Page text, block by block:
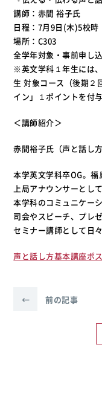
講師：赤間 裕子氏
日程：7月9日(木)5校時
場所：C303
全学年対象・事前申し
※英文学科１年生には
生 対象コース（後期
イン」１ポイントを付与
＜講師紹介＞
赤間裕子氏（声と話し
本学英文学科卒OG。
上局アナウンサーとし
本学科のコミュニケー
司会やスピーチ、プレ
セミナー講師として日
声と話し方基本講座ポ
← 前の記事